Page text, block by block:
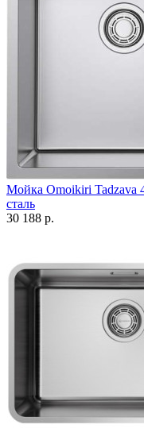
Мойка Omoikiri Tadzava
сталь
30 188 р.